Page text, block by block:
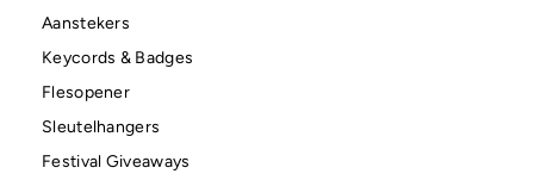
Aanstekers
Keycords & Badges
Flesopener
Sleutelhangers
Festival Giveaways